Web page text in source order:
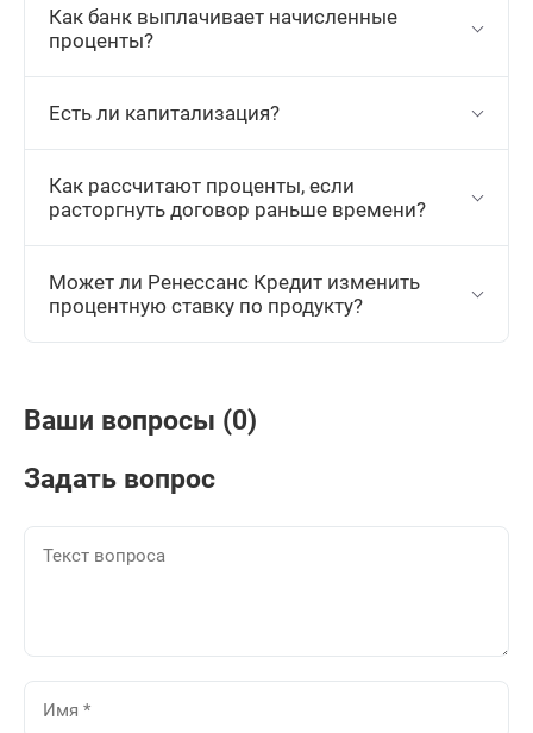
Как банк выплачивает начисленные
проценты?
Есть ли капитализация?
Как рассчитают проценты, если
расторгнуть договор раньше времени?
Может ли Ренессанс Кредит изменить
процентную ставку по продукту?
Ваши вопросы (0)
Задать вопрос